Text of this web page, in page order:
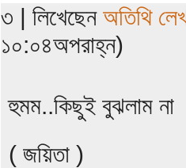
৩ | লিখেছেন অতিথি
১০:০৪অপরাহ্ন)
হুমম..কিছুই বুঝলাম না
( জয়িতা )